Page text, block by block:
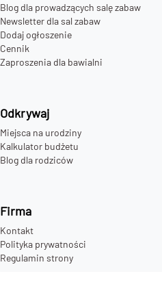
Blog dla prowadzących salę zabaw
Newsletter dla sal zabaw
Dodaj ogłoszenie
Cennik
Zaproszenia dla bawialni
Odkrywaj
Miejsca na urodziny
Kalkulator budżetu
Blog dla rodziców
Firma
Kontakt
Polityka prywatności
Regulamin strony